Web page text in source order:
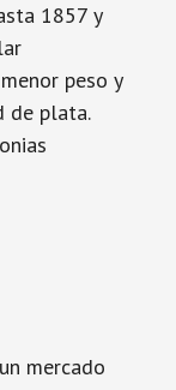
1857 y
peso y
de plata.
mercado